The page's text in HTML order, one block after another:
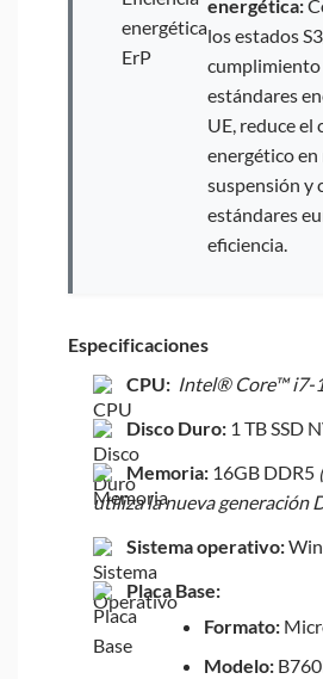
energética:
los estados
cumplimiento
estándares
UE, reduce el
energético en
suspensión y
estándares
eficiencia.
Especificaciones
CPU: Intel® Core™i7-
Disco Duro:1 TB SSD
Memoria:16GB DDR5
utiliza la nueva generación
Sistema operativo:
Placa Base:
Formato:
Modelo: